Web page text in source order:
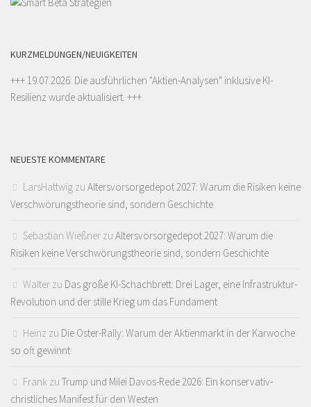
KURZMELDUNGEN/NEUIGKEITEN
+++ 19.07.2026: Die ausführlichen "Aktien-Analysen" inklusive KI-
Resilienz wurde aktualisiert. +++
NEUESTE KOMMENTARE
LarsHattwig zu Altersvorsorgedepot 2027: Warum die Risiken keine
Verschwörungstheorie sind, sondern Geschichte
Sebastian Wießner zu Altersvorsorgedepot 2027: Warum die
Risiken keine Verschwörungstheorie sind, sondern Geschichte
Walter zu Das große KI-Schachbrett: Drei Lager, eine Infrastruktur-
Revolution und der stille Krieg um das Fundament
Heinz zu Die Oster-Rally: Warum der Aktienmarkt in der Karwoche
so oft gewinnt
Frank zu Trump und Milei Davos-Rede 2026: Ein konservativ-
christliches Manifest für den Westen